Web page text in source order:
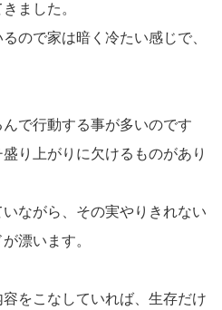
ました。
ので家は暗く冷たい感じで、
で行動する事が多いのです
り上がりに欠けるものがあり
ながら、その実やりきれない
漂います。
をこなしていれば、生存だけ